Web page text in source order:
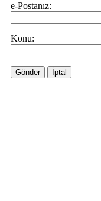
e-Postanız:
Konu:
Gönder İptal